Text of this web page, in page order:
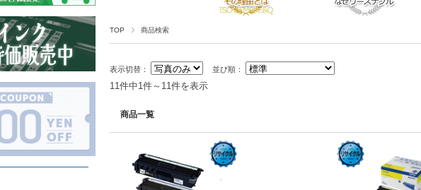
TOP 商品検索
表示切替： 並び順：
11件中1件～11件を表示
商品一覧